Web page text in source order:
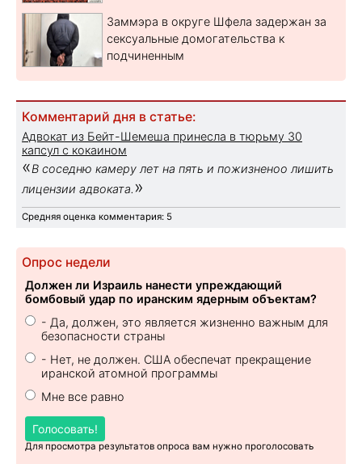
Заммэра в округе Шфела задержан за
сексуальные домогательства к
подчиненным
Комментарий дня в статье:
Адвокат из Бейт-Шемеша принесла в тюрьму 30
капсул с кокаином
«В соседню камеру лет на пять и пожизненоо лишить
лицензии адвоката. »
Средняя оценка комментария: 5
Опрос недели
Должен ли Израиль нанести упреждающий
бомбовый удар по иранским ядерным объектам?
- Да, должен, это является жизненно важным для
безопасности страны
- Нет, не должен. США обеспечат прекращение
иранской атомной программы
Мне все равно
Голосовать!
Для просмотра результатов опроса вам нужно проголосовать